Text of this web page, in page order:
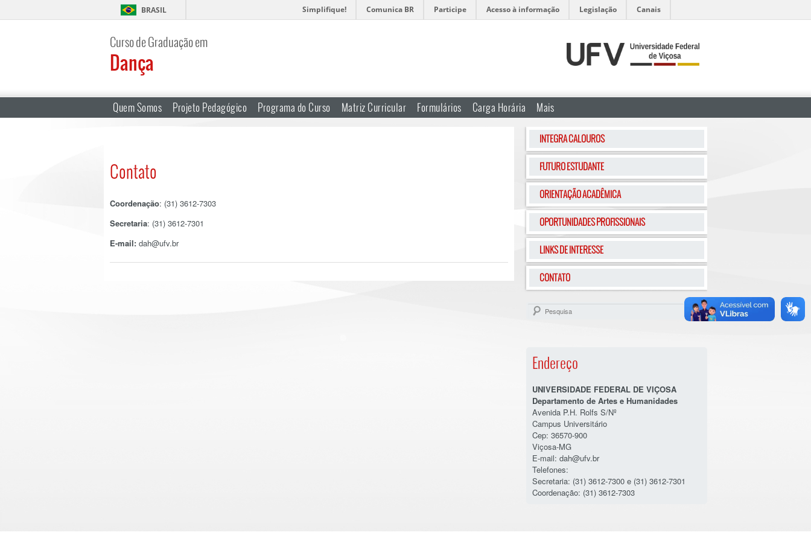
BRASIL Simplifique! Comunica BR Participe Acesso à informação Legislação Canais
Curso de Graduação em
Dança
Quem Somos Projeto Pedagógico Programa do Curso Matriz Curricular Formulários Carga Horária Mais
Contato
Coordenação: (31) 3612-7303
Secretaria: (31) 3612-7301
E-mail: dah@ufv.br
INTEGRA CALOUROS
FUTURO ESTUDANTE
ORIENTAÇÃO ACADÊMICA
OPORTUNIDADES PROFISSIONAIS
LINKS DE INTERESSE
CONTATO
Endereço
UNIVERSIDADE FEDERAL DE VIÇOSA
Departamento de Artes e Humanidades
Avenida P.H. Rolfs S/Nº
Campus Universitário
Cep: 36570-900
Viçosa-MG
E-mail: dah@ufv.br
Telefones:
Secretaria: (31) 3612-7300 e (31) 3612-7301
Coordenação: (31) 3612-7303